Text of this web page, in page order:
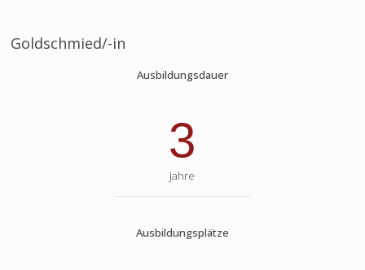
Goldschmied/-in
Ausbildungsdauer
3
Jahre
Ausbildungsplätze